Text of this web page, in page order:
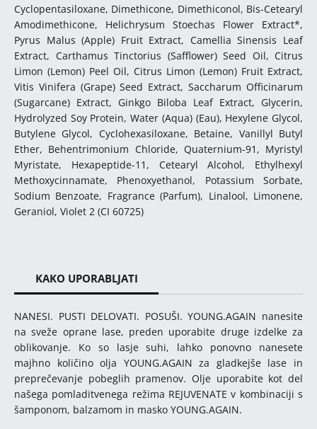
Cyclopentasiloxane, Dimethicone, Dimethiconol, Bis-Cetearyl
Amodimethicone, Helichrysum Stoechas Flower Extract*,
Pyrus Malus (Apple) Fruit Extract, Camellia Sinensis Leaf
Extract, Carthamus Tinctorius (Safflower) Seed Oil, Citrus
Limon (Lemon) Peel Oil, Citrus Limon (Lemon) Fruit Extract,
Vitis Vinifera (Grape) Seed Extract, Saccharum Officinarum
(Sugarcane) Extract, Ginkgo Biloba Leaf Extract, Glycerin,
Hydrolyzed Soy Protein, Water (Aqua) (Eau), Hexylene Glycol,
Butylene Glycol, Cyclohexasiloxane, Betaine, Vanillyl Butyl
Ether, Behentrimonium Chloride, Quaternium-91, Myristyl
Myristate, Hexapeptide-11, Cetearyl Alcohol, Ethylhexyl
Methoxycinnamate, Phenoxyethanol, Potassium Sorbate,
Sodium Benzoate, Fragrance (Parfum), Linalool, Limonene,
Geraniol, Violet 2 (CI 60725)
KAKO UPORABLJATI
NANESI. PUSTI DELOVATI. POSUŠI. YOUNG.AGAIN nanesite
na sveže oprane lase, preden uporabite druge izdelke za
oblikovanje. Ko so lasje suhi, lahko ponovno nanesete
majhno količino olja YOUNG.AGAIN za gladkejše lase in
preprečevanje pobeglih pramenov. Olje uporabite kot del
našega pomladitvenega režima REJUVENATE v kombinaciji s
šamponom, balzamom in masko YOUNG.AGAIN.